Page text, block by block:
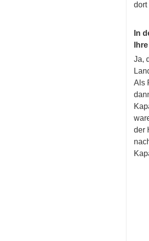
dort
In
Ja,
Als
der